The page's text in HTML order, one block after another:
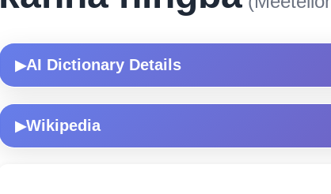
▶AI Dictionary Details
▶Wikipedia